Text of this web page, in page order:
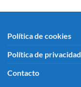
Política de cookies
Política de privacidad
Contacto